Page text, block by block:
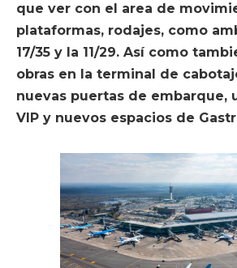
que ver con el area de
plataformas, rodajes, como
17/35 y la 11/29. Así como
obras en la terminal de
nuevas puertas de embarque,
VIP y nuevos espacios de